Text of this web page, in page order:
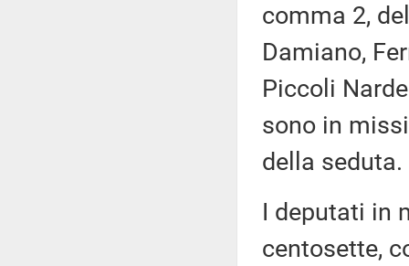
comma 2,
Damiano,
Piccoli
sono in
della seduta.
I deputati in
centosette,